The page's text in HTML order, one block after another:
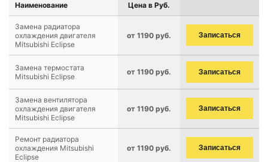
Наименование Цена в Руб.
Замена радиатора
охлаждения двигателя
Mitsubishi Eclipse
от 1190 руб. Записаться
Замена термостата
Mitsubishi Eclipse
от 1190 руб. Записаться
Замена вентилятора
охлаждения двигателя
Mitsubishi Eclipse
от 1190 руб. Записаться
Ремонт радиатора
охлаждения Mitsubishi
Eclipse
от 1190 руб. Записаться